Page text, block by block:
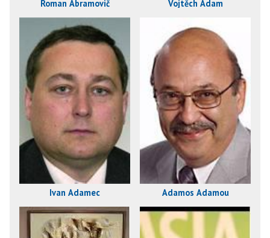
Roman Abramovič Vojtěch Adam
Ivan Adamec Adamos Adamou